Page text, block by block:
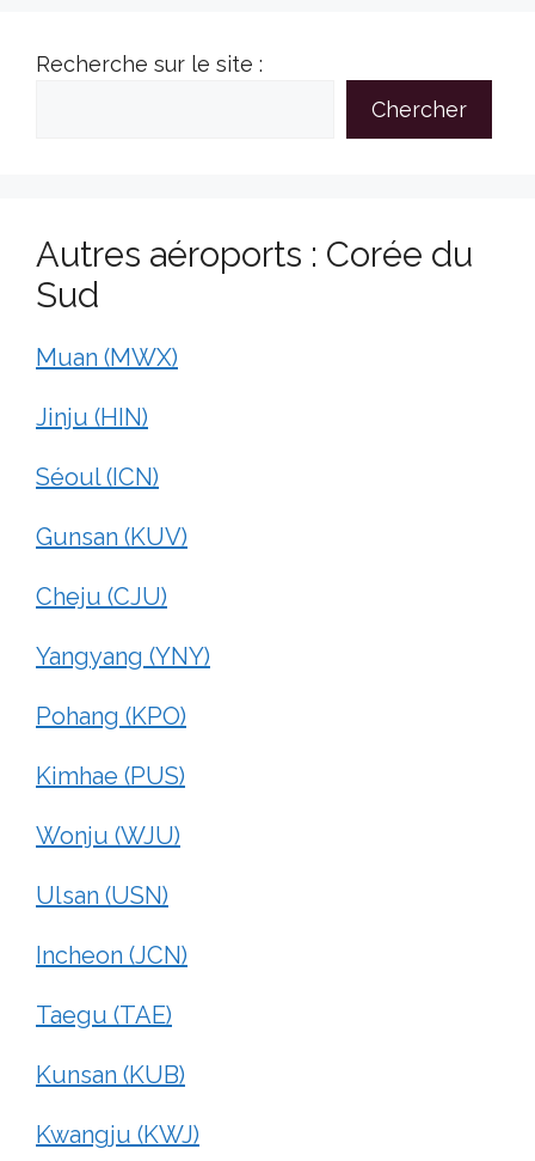
Recherche sur le site :
Chercher
Autres aéroports : Corée du
Sud
Muan (MWX)
Jinju (HIN)
Séoul (ICN)
Gunsan (KUV)
Cheju (CJU)
Yangyang (YNY)
Pohang (KPO)
Kimhae (PUS)
Wonju (WJU)
Ulsan (USN)
Incheon (JCN)
Taegu (TAE)
Kunsan (KUB)
Kwangju (KWJ)